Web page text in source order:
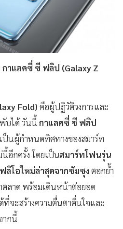
าแลคซี่ ซี ฟลิป (Galaxy Z
Fold) คือผู้ปฏิวัติวงการและ
บได้ วันนี้ กาแลคซี่ ซี ฟลิป
ป็นผู้กำหนดทิศทางของสมาร์ท
อีกครั้ง โดยเป็นสมาร์ทโฟนรุ่น
ลิโอใหม่ล่าสุดจากซัมซุง ตอกย้ำ
ลาด พร้อมเดินหน้าต่อยอด
จะสร้างความตื่นตาตื่นใจและ
ากนี้